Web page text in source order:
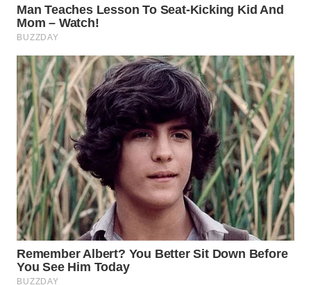
WN
PURWAKARTA
WN
PRIANGAN
TIMUR
WN
SEMARANG
WN
SOLO
WN
BOROBUDUR
WN